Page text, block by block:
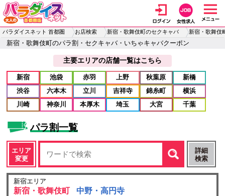
パラダイスネット 首都圏 お店検索 新宿・歌舞伎町のセクキャバ 新宿・歌舞伎
新宿・歌舞伎町のパラ割・セクキャバ・いちゃキャバクーポン
主要エリアの店舗一覧はこちら
新宿 池袋 赤羽 上野 秋葉原
新橋
渋谷
六本木 立川 吉祥寺 錦糸町
横浜
川崎
神奈川 本厚木 埼玉 大宮 千葉
パラ割一覧
エリア
変更
詳細
検索
新宿エリア
新宿・歌舞伎町 中野・高円寺